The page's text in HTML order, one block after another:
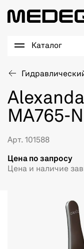
Каталог
MA765-
Арт. 101588
Цена по запросу
Цена и наличие